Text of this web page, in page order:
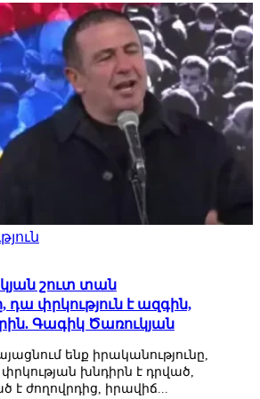
շուտ տան
փրկություն է ազգին,
Գագիկ Ծառուկյան
ենք իրականությունը,
խնդիրն է դրված,
ժողովրդից, իրավիճ...